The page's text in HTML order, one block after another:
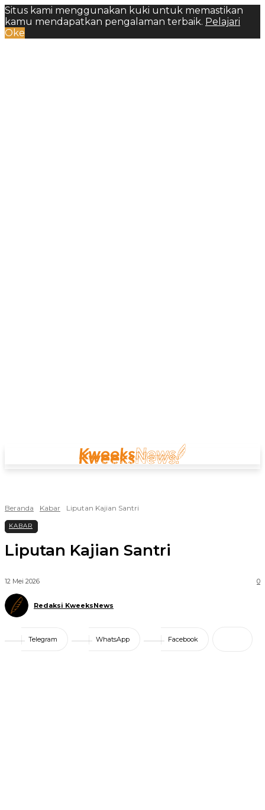
Situs kami menggunakan kuki untuk memastikan
kamu mendapatkan pengalaman terbaik. Pelajari
Oke
Beranda Kabar Liputan Kajian Santri
KABAR
Liputan Kajian Santri
0
12 Mei 2026
Redaksi KweeksNews
Telegram WhatsApp Facebook